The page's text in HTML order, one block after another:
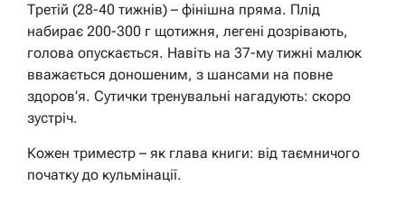
Третій (28-40 тижнів) – фінішна пряма. Плід
набирає 200-300 г щотижня, легені дозрівають,
голова опускається. Навіть на 37-му тижні малюк
вважається доношеним, з шансами на повне
здоров’я. Сутички тренувальні нагадують: скоро
зустріч.
Кожен триместр – як глава книги: від таємничого
початку до кульмінації.